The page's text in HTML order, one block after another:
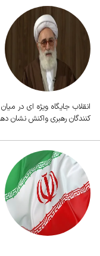
انقلاب جایگاه ویژه ای در
کنندگان رهبری واکنش نشان